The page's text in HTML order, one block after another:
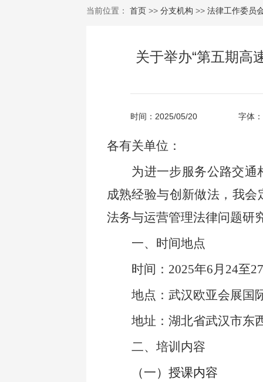
当前位置： 首页>> 分支机构 >> 法律工作委员
关于举办“第五期高
时间：2025/05/20 字体
各有关单位：
为进一步服务公路交通
成熟经验与创新做法，我
法务与运营管理法律问题研
一、时间地点
时间：2025年6月24至
地点：武汉欧亚会展国
地址：湖北省武汉市东
二、培训内容
（一）授课内容